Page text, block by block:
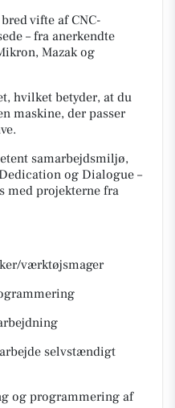
vifte af CNC-
– fra anerkendte
Mazak og
hvilket betyder, at du
maskine, der passer
samarbejdsmiljø,
og Dialogue –
med projekterne fra
værktøjsmager
selvstændigt
og programmering af